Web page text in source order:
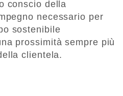
conscio della
necessario per
sostenibile
prossimità sempre più
clientela.